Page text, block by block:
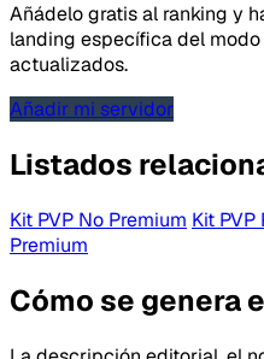
Añádelo gratis al ranking y
landing específica del
actualizados.
Añadir mi servidor
Listados
Kit PVP No Premium Kit PVP
Premium
Cómo se genera